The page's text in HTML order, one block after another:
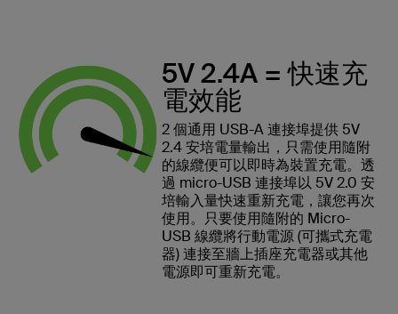
5V 2.4A = 快速充
電效能
2 個通用 USB-A 連接埠提供 5V
2.4 安培電量輸出，只需使用隨附
的線纜便可以即時為裝置充電。透
過 micro-USB 連接埠以 5V 2.0 安
培輸入量快速重新充電，讓您再次
使用。只要使用隨附的 Micro-
USB 線纜將行動電源 (可攜式充電
器) 連接至牆上插座充電器或其他
電源即可重新充電。